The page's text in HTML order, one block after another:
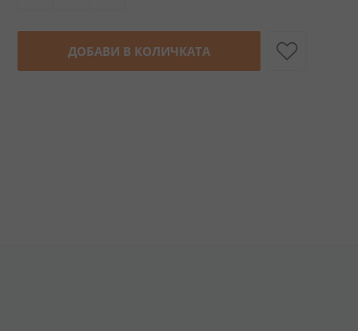
ДОБАВИ В КОЛИЧКАТА